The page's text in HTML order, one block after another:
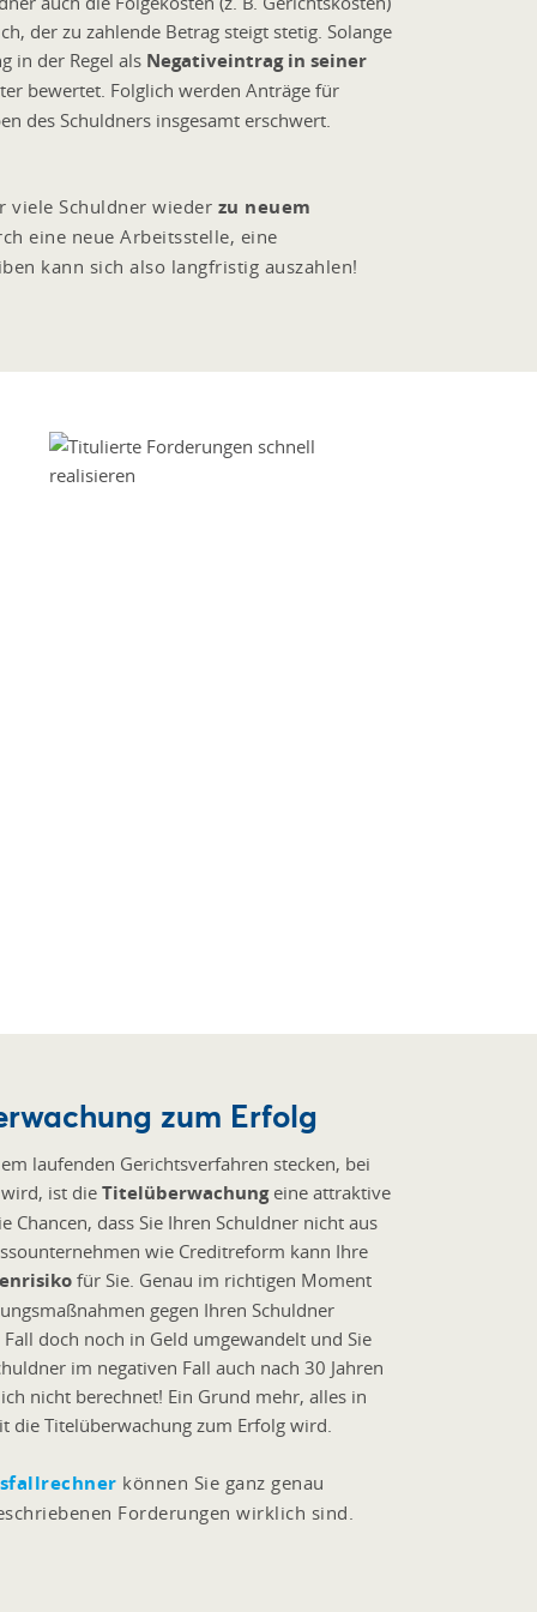
der zu zahlende Betrag steigt stetig. Solange
in der Regel als Negativeintrag in seiner
bewertet. Folglich werden Anträge für
des Schuldners insgesamt erschwert.
viele Schuldner wieder zu neuem
eine neue Arbeitsstelle, eine
kann sich also langfristig auszahlen!
zum Erfolg
laufenden Gerichtsverfahren stecken, bei
ist die Titelüberwachungeine attraktive
dass Sie Ihren Schuldner nicht aus
wie Creditreform kann Ihre
für Sie. Genau im richtigen Moment
gegen Ihren Schuldner
doch noch in Geld umgewandelt und Sie
im negativen Fall auch nach 30 Jahren
nicht berechnet! Ein Grund mehr, alles in
die Titelüberwachung zum Erfolg wird.
können Sie ganz genau
Forderungen wirklich sind.